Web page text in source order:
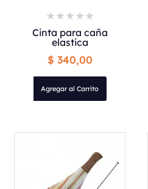
Cinta para caña
elastica
$ 340,00
Agregar al Carrito